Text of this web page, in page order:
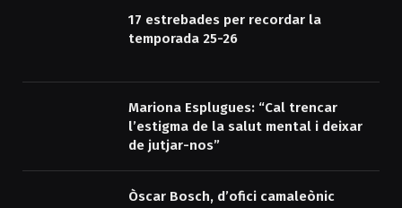
17 estrebades per recordar la
temporada 25-26
Mariona Esplugues: “Cal trencar
l’estigma de la salut mental i deixar
de jutjar-nos”
Òscar Bosch, d’ofici camaleònic